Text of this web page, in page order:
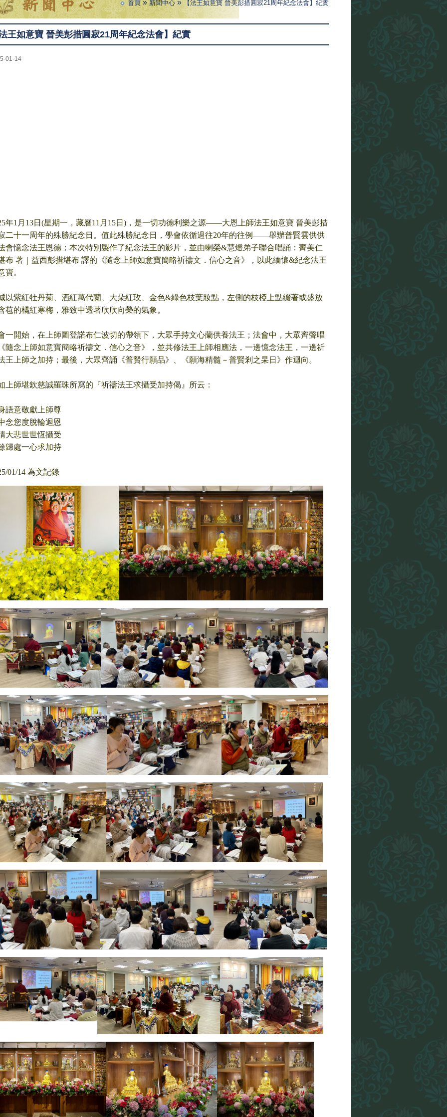
首頁»新聞中心» 【法王如意寶 晉美彭措圓寂21周年紀念法會】紀實
王如意寶 晉美彭措圓寂21周年紀念法會】紀實
01-14
年1月13日(星期一，藏曆11月15日)，是一切功德利樂之源——大恩上師法王如意寶 晉美彭措
二十一周年的殊勝紀念日。值此殊勝紀念日，學會依循過往20年的往例——舉辦普賢雲供供
會憶念法王恩德；本次特別製作了紀念法王的影片，並由喇榮&慧燈弟子聯合唱誦：齊美仁
布 著｜益西彭措堪布 譯的《隨念上師如意寶簡略祈禱文．信心之音》，以此緬懷&紀念法王
寶。
以紫紅牡丹菊、酒紅萬代蘭、大朵紅玫、金色&綠色枝葉妝點，左側的枝椏上點綴著或盛放
苞的橘紅寒梅，雅致中透著欣欣向榮的氣象。
一開始，在上師圖登諾布仁波切的帶領下，大眾手持文心蘭供養法王；法會中，大眾齊聲唱
隨念上師如意寶簡略祈禱文．信心之音》，並共修法王上師相應法，一邊憶念法王，一邊祈
王上師之加持；最後，大眾齊誦《普賢行願品》、《願海精髓－普賢剎之杲日》作迴向。
上師堪欽慈誠羅珠所寫的『祈禱法王求攝受加持偈』所云：
語意敬獻上師尊
念您度脫輪迴恩
大悲世世恆攝受
歸處一心求加持
01/14 為文記錄